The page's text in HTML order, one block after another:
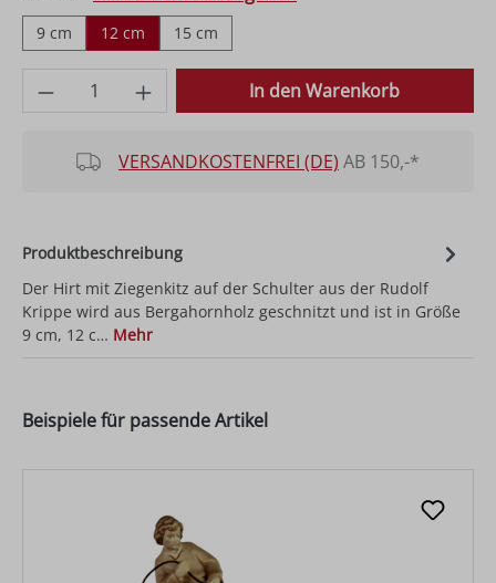
9 cm 12 cm 15 cm
Produkt Anzahl: Gib den gewünschten
In den Warenkorb
VERSANDKOSTENFREI (DE) AB 150,-*
Produktbeschreibung
Der Hirt mit Ziegenkitz auf der Schulter aus der Rudolf
Krippe wird aus Bergahornholz geschnitzt und ist in Größe
9 cm, 12 c… Mehr
Beispiele für passende Artikel